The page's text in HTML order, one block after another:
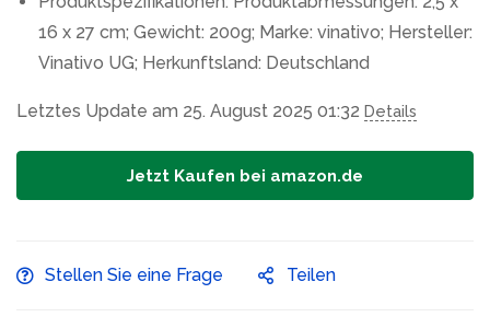
16 x 27 cm; Gewicht: 200g; Marke: vinativo; Hersteller:
Vinativo UG; Herkunftsland: Deutschland
Letztes Update am 25. August 2025 01:32 Details
Jetzt Kaufen bei amazon.de
Stellen Sie eine Frage Teilen